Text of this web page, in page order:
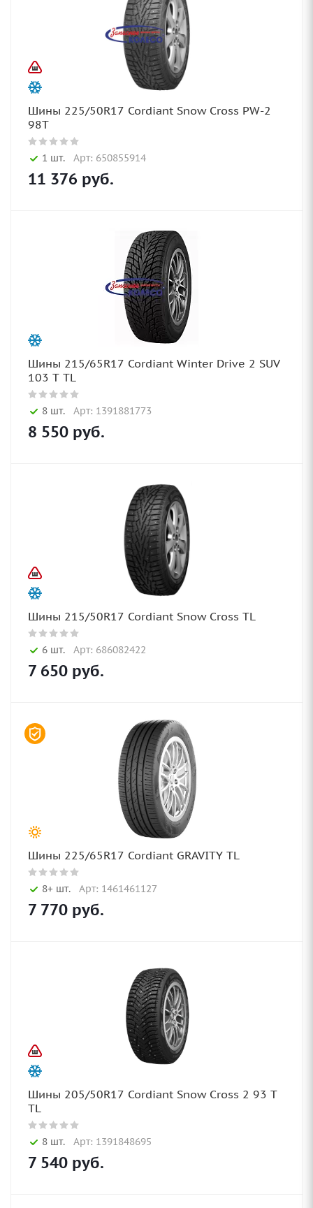
Шины 225/50R17 Cordiant Snow Cross PW-2
98T
1 шт. Арт: 650855914
11 376 руб.
Шины 215/65R17 Cordiant Winter Drive 2 SUV
103 T TL
8 шт. Арт: 1391881773
8 550 руб.
Шины 215/50R17 Cordiant Snow Cross TL
6 шт. Арт: 686082422
7 650 руб.
Шины 225/65R17 Cordiant GRAVITY TL
8+ шт. Арт: 1461461127
7 770 руб.
Шины 205/50R17 Cordiant Snow Cross 2 93 T
TL
8 шт. Арт: 1391848695
7 540 руб.